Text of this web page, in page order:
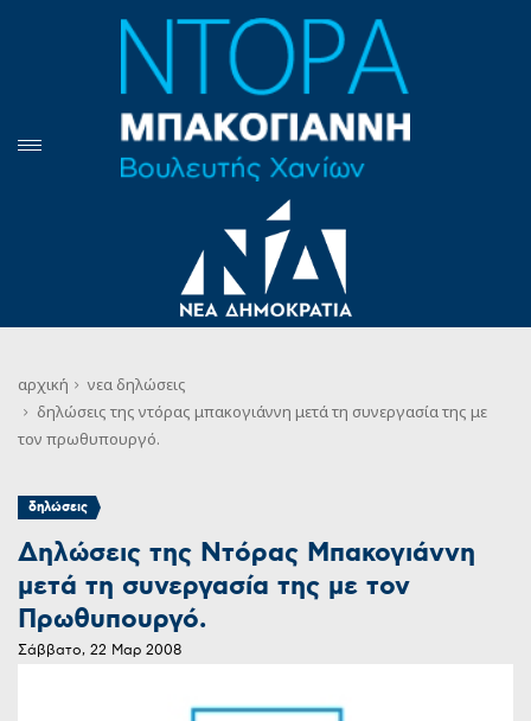
αρχική νεα δηλώσεις
δηλώσεις της ντόρας μπακογιάννη μετά τη συνεργασία της με
τον πρωθυπουργό.
δηλώσεις
Δηλώσεις της Ντόρας Μπακογιάννη
μετά τη συνεργασία της με τον
Πρωθυπουργό.
Σάββατο, 22 Μαρ 2008